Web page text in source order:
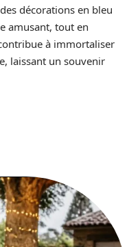
décorations en bleu
amusant, tout en
à immortaliser
laissant un souvenir